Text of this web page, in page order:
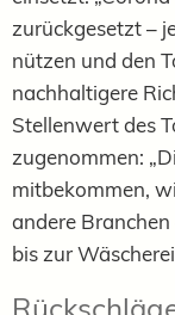
zurückgesetzt –
nützen und den
nachhaltigere
Stellenwert des
zugenommen:
mitbekommen,
andere
bis zur